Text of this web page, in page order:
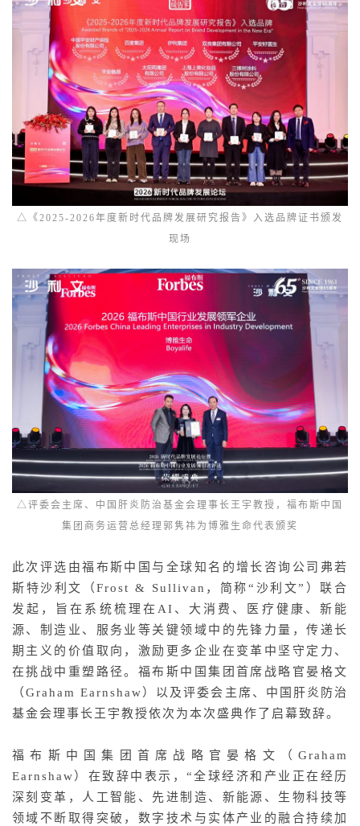
△《2025-2026年度新时代品牌发展研究报告》入选品牌证书颁发
现场
△评委会主席、中国肝炎防治基金会理事长王宇教授，福布斯中国
集团商务运营总经理郭隽祎为博雅生命代表颁奖
此次评选由福布斯中国与全球知名的增长咨询公司弗若
斯特沙利文（Frost & Sullivan，简称“沙利文”）联合
发起，旨在系统梳理在AI、大消费、医疗健康、新能
源、制造业、服务业等关键领域中的先锋力量，传递长
期主义的价值取向，激励更多企业在变革中坚守定力、
在挑战中重塑路径。福布斯中国集团首席战略官晏格文
（Graham Earnshaw）以及评委会主席、中国肝炎防治
基金会理事长王宇教授依次为本次盛典作了启幕致辞。
福布斯中国集团首席战略官晏格文（Graham
Earnshaw）在致辞中表示，“全球经济和产业正在经历
深刻变革，人工智能、先进制造、新能源、生物科技等
领域不断取得突破，数字技术与实体产业的融合持续加